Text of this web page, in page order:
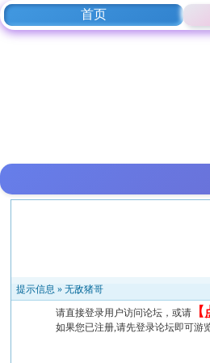
首页
提示信息 »无敌猪哥
请直接登录用户访问论坛，或请 【
如果您已注册,请先登录论坛即可游